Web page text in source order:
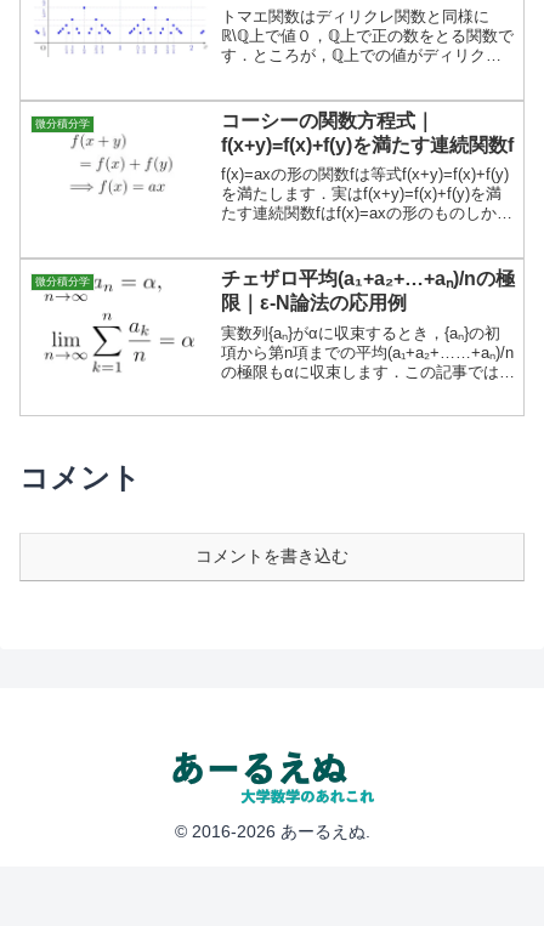
トマエ関数はディリクレ関数と同様に
ℝ\ℚ上で値０，ℚ上で正の数をとる関数で
す．ところが，ℚ上での値がディリクレ
分も可能となります．
微分積分学
コーシーの関数方程式｜
f(x+y)=f(x)+f(y)を満たす連続関数f
f(x)=axの形の関数fは等式f(x+y)=f(x)+f(y)
を満たします．実はf(x+y)=f(x)+f(y)を満
たす連続関数fはf(x)=axの形のものしかな
微分積分学
チェザロ平均(a₁+a₂+…+aₙ)/nの極
限｜ε-N論法の応用例
実数列{aₙ}がαに収束するとき，{aₙ}の初
項から第n項までの平均(a₁+a₂+……+aₙ)/n
の極限もαに収束します．この記事では，
コメント
コメントを書き込む
© 2016-2026 あーるえぬ.